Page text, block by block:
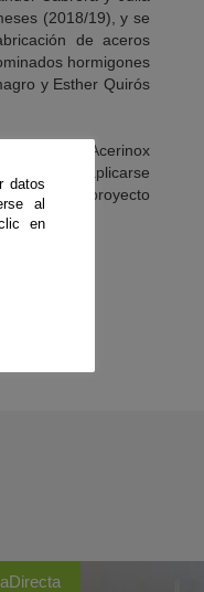
(2018/19), y se
de aceros
hormigones
y Esther Quirós
la empresa Acerinox
y podían aplicarse
en el proyecto
datos
al
en